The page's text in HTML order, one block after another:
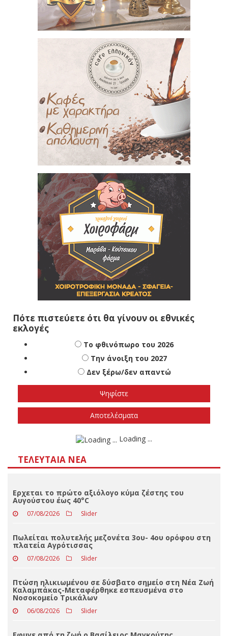
Πότε πιστεύετε ότι θα γίνουν οι εθνικές
εκλογές
Το φθινόπωρο του 2026
Την άνοιξη του 2027
Δεν ξέρω/δεν απαντώ
ΤΕΛΕΥΤΑΊΑ ΝΈΑ
Ερχεται το πρώτο αξιόλογο κύμα ζέστης του
Αυγούστου έως 40°C
07/08/2026 Slider
Πωλείται πολυτελής μεζονέτα 3ου- 4ου ορόφου στη
πλατεία Αγρότισσας
07/08/2026